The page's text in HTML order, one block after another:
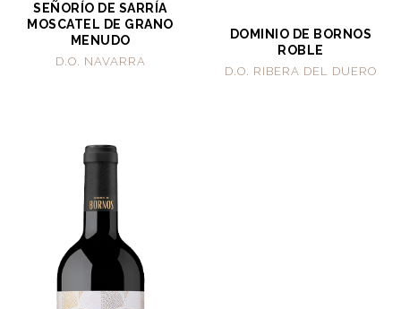
SEÑORÍO DE SARRÍA
MOSCATEL DE GRANO
MENUDO
D.O. NAVARRA
DOMINIO DE BORNOS
ROBLE
D.O. RIBERA DEL DUERO